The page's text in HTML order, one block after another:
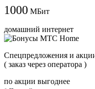
1000 МБит
домашний интернет
Cпецпредложения и
( заказ через оператора )
по акции выгоднее